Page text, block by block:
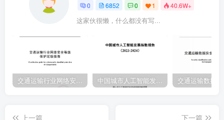
75https://sthit.ab.gov.cn/hbzx/tzgg/120905411.ht m13福建40ht
tp://sthit.fuj i an.gov.cn/zvgk/sthj ywstdt
/202203/t202203305869945.htm14江西ht tp://sthit.ji angxi
gov.cn/art/2022/3/22/art 42208 389474334.ht nh15山东327ht tp://st
shandong.gov.cn/ydghbhc/gzxx17610/202203/t202203223881453.hth16
0 6852 0 1 40.6W+
这家伙很懒，什么都没有写...
交通运输行业网络安全等级保护定级指南（JTT-904—2023）2023 中国城市人工智能发展指数报告（2023-2024）
上一篇
下一篇